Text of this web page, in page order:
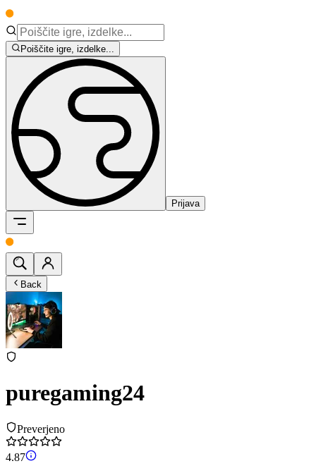
Poiščite igre, izdelke...
Prijava
Back
puregaming24
Preverjeno
4.87